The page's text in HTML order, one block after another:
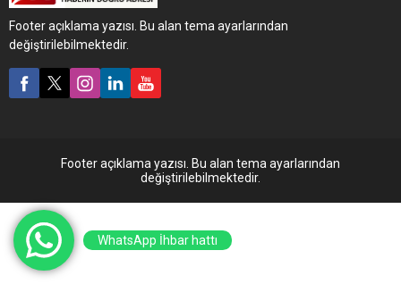
Footer açıklama yazısı. Bu alan tema ayarlarından
değiştirilebilmektedir.
Footer açıklama yazısı. Bu alan tema ayarlarından
değiştirilebilmektedir.
WhatsApp İhbar hattı